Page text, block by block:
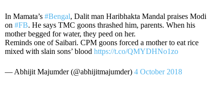
In Mamata’s #Bengal, Dalit man Haribhakta Mandal praises Modi
on #FB. He says TMC goons thrashed him, parents. When his
mother begged for water, they peed on her.
Reminds one of Saibari. CPM goons forced a mother to eat rice
mixed with slain sons’ blood https://t.co/QMYDHNo1zo
— Abhijit Majumder (@abhijitmajumder) 4 October 2018